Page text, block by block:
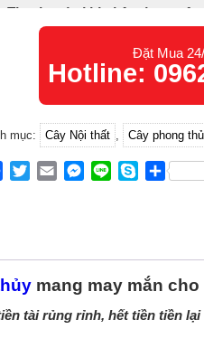
Thanh toán khi nhận được cây
Hướng dẫn cách chăm sóc cây
Đặt Mua
Hotline:
mục: Cây Nội thất , Cây phong
Facebook
TwitterEmailMessenger
Line SkypeShare
mang may mắn cho
tài rủng rỉnh, hết tiền tiền